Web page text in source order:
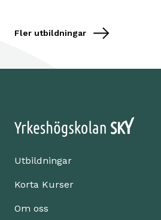
Fler utbildningar
Utbildningar
Korta Kurser
Om oss